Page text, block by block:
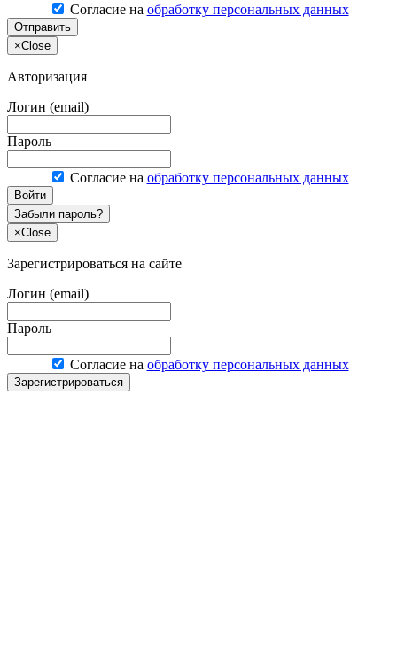
Согласие на обработку персональных данных
Отправить
×Close
Авторизация
Логин (email)
Пароль
Согласие на обработку персональных данных
Войти
Забыли пароль?
×Close
Зарегистрироваться на сайте
Логин (email)
Пароль
Согласие на обработку персональных данных
Зарегистрироваться